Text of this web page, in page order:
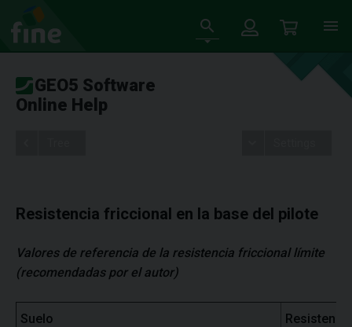
GEO5 Software
Online Help
Resistencia friccional en la base del pilote
Valores de referencia de la resistencia friccional límite
(recomendadas por el autor)
Suelo